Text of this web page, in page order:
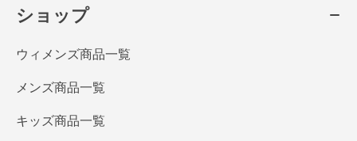
ショップ
ウィメンズ商品一覧
メンズ商品一覧
キッズ商品一覧